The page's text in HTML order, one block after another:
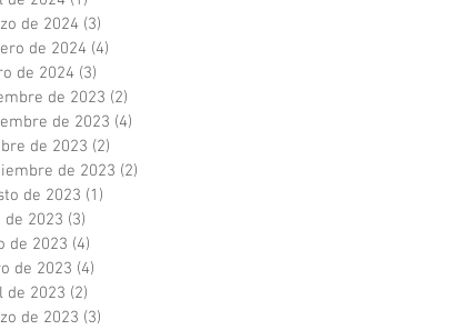
de 2024 (3)
de 2024 (4)
de 2024 (3)
de 2023 (2)
de 2023 (4)
de 2023 (2)
de 2023 (2)
de 2023 (1)
de 2023 (3)
de 2023 (4)
de 2023 (4)
de 2023 (2)
de 2023 (3)